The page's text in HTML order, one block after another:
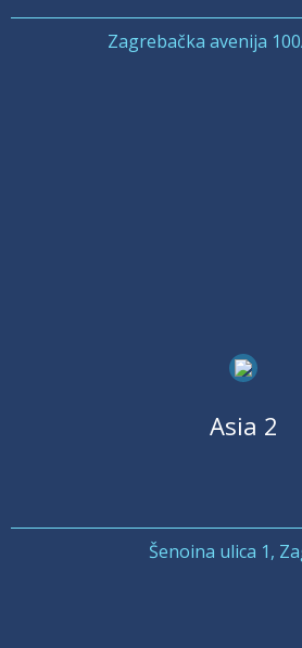
Zagrebačka avenija
Asia 2
Šenoina ulica 1,